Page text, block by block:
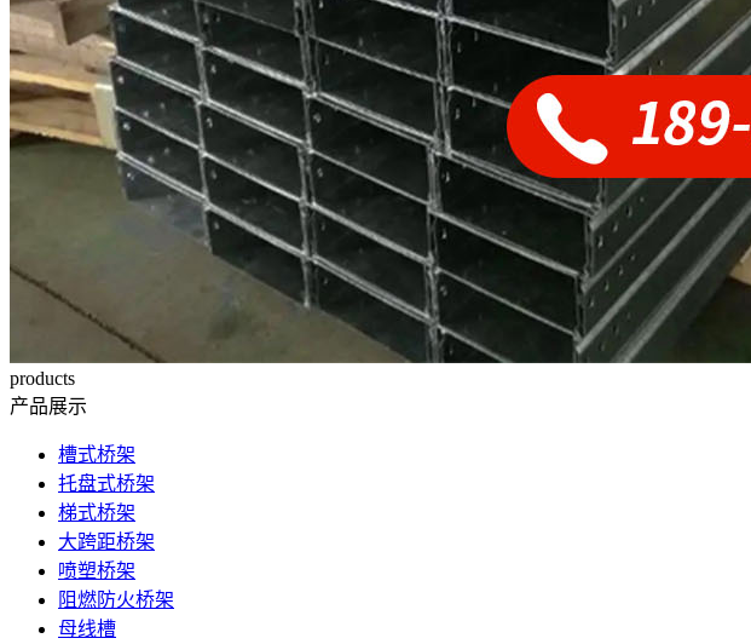
products
产品展示
槽式桥架
托盘式桥架
梯式桥架
大跨距桥架
喷塑桥架
阻燃防火桥架
母线槽